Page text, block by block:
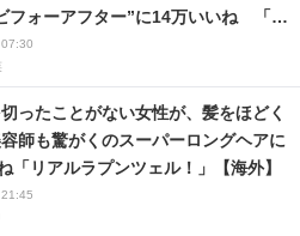
フォーアフター”に14万いいね 「両
うダメだ」
ったことがない女性が、髪をほどく
も驚がくのスーパーロングヘアに
「リアルラプンツェル！」【海外】